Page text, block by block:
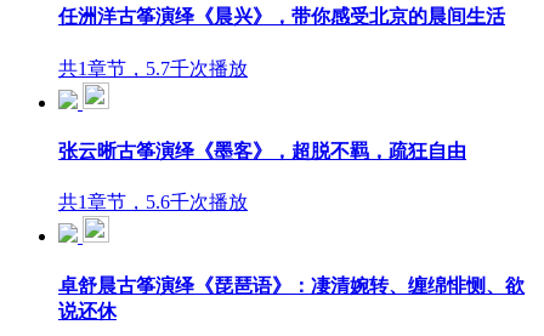
任洲洋古筝演绎《晨兴》，带你感受北京的晨间生活
共1章节，5.7千次播放
张云晰古筝演绎《墨客》，超脱不羁，疏狂自由
共1章节，5.6千次播放
卓舒晨古筝演绎《琵琶语》：凄清婉转、缠绵悱恻、欲
说还休